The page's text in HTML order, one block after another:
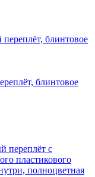
блинтовое